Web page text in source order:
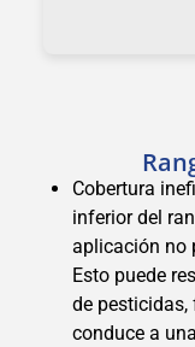
Cobertura
inferior del
aplicación no
Esto puede
de
conduce a